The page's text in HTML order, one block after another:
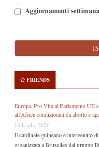
Aggiornamenti
FRIENDS
Europa. Pro Vita al Parlamento UE
all’Africa condizionati da aborto e
16 Luglio 2026
Il cardinale guineano è intervenuto
organizzata a Bruxelles dal gruppo